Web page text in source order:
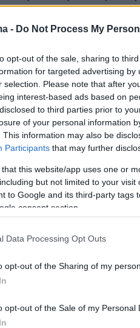
- Do Not Process My
opt-out of the sale, sharing to
for targeted advertising
selection. Please note that after
interest-based ads based on
to third parties prior to
of your personal information
This information may also be
Participants that may further
that this website/app uses one or
but not limited to your
to Google and its third-party tags
consent section.
Data Processing Opt Outs
opt-out of the Sharing of my
opt-out of the Sale of my Personal
Σταύρου Μάλαινου,
Φωτεινή Μηλιώνη,
Απόστολος
Ερασμία Λιούλη.
ότι η θητεία της
λήγει στις 30 Ιουνίου
αντικαταστάτες
Προέδρων της
στο
με τον
ακολουθήσει η